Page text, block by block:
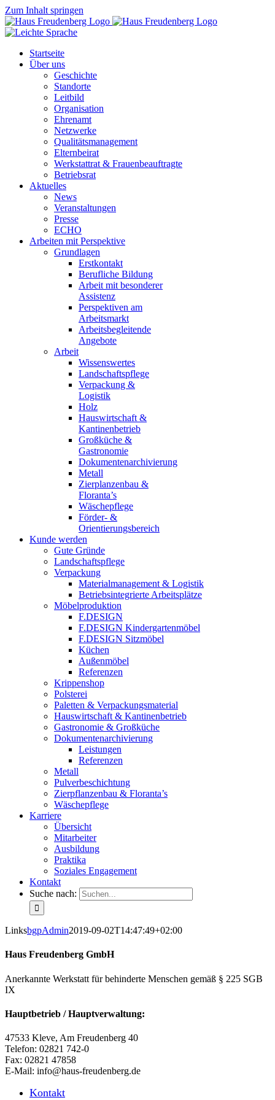
Zum Inhalt springen
Startseite
Über uns
Geschichte
Standorte
Leitbild
Organisation
Ehrenamt
Netzwerke
Qualitätsmanagement
Elternbeirat
Werkstattrat & Frauenbeauftragte
Betriebsrat
Aktuelles
News
Veranstaltungen
Presse
ECHO
Arbeiten mit Perspektive
Grundlagen
Erstkontakt
Berufliche Bildung
Arbeit mit besonderer
Assistenz
Perspektiven am
Arbeitsmarkt
Arbeitsbegleitende
Angebote
Arbeit
Wissenswertes
Landschaftspflege
Verpackung &
Logistik
Holz
Hauswirtschaft &
Kantinenbetrieb
Großküche &
Gastronomie
Dokumentenarchivierung
Metall
Zierplanzenbau &
Floranta’s
Wäschepflege
Förder- &
Orientierungsbereich
Kunde werden
Gute Gründe
Landschaftspflege
Verpackung
Materialmanagement & Logistik
Betriebsintegrierte Arbeitsplätze
Möbelproduktion
F.DESIGN
F.DESIGN Kindergartenmöbel
F.DESIGN Sitzmöbel
Küchen
Außenmöbel
Referenzen
Krippenshop
Polsterei
Paletten & Verpackungsmaterial
Hauswirtschaft & Kantinenbetrieb
Gastronomie & Großküche
Dokumentenarchivierung
Leistungen
Referenzen
Metall
Pulverbeschichtung
Zierpflanzenbau & Floranta’s
Wäschepflege
Karriere
Übersicht
Mitarbeiter
Ausbildung
Praktika
Soziales Engagement
Kontakt
Suche nach:
LinksbgpAdmin2019-09-02T14:47:49+02:00
Haus Freudenberg GmbH
Anerkannte Werkstatt für behinderte Menschen gemäß § 225 SGB
IX
Hauptbetrieb / Hauptverwaltung:
47533 Kleve, Am Freudenberg 40
Telefon: 02821 742-0
Fax: 02821 47858
E-Mail: info@haus-freudenberg.de
Kontakt